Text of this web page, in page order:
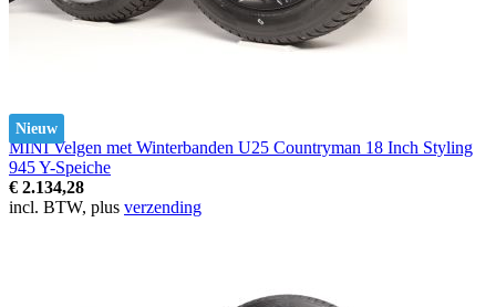
Nieuw
MINI Velgen met Winterbanden U25 Countryman 18 Inch Styling
945 Y-Speiche
€ 2.134,28
incl. BTW, plus verzending